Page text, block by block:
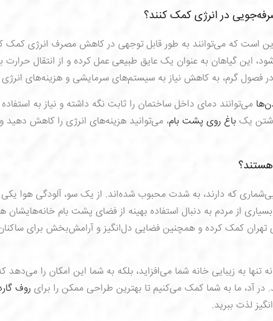
در انرژی کمک کنند؟
است که می‌توانند به طور قابل توجهی در کاهش مصرف انرژی کمک
این گیاهان به عنوان یک عایق طبیعی عمل کرده و از انتقال حرارت
فصول گرم، به کاهش نیاز به سیستم‌های سرمایشی و هزینه‌های
می‌توانند دمای داخل ساختمان را ثابت نگه داشته و نیاز به
یک باغ روی پشت بام، می‌توانید هزینه‌های انرژی را کاهش
بی‌شماری که دارند، به شدت محبوب شده‌اند. از یک سو، آلودگی هوا
از مردم به دنبال استفاده بهینه از فضای پشت بام خانه‌هایشان
تهران کمک کرده و همچنین فضایی دل‌انگیز و آرامش‌بخش برای
تنها به زیبایی خانه شما می‌افزاید، بلکه به شما این امکان را می‌دهد
آد، ما به شما کمک می‌کنیم تا بهترین طراحی ممکن را برای روف
لذت ببرید.